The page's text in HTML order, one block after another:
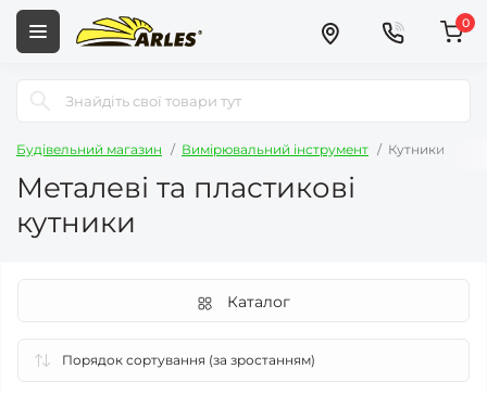
0
Будівельний магазин Вимірювальний інструмент Кутники
Металеві та пластикові
кутники
Каталог